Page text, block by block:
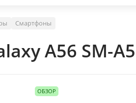
Смартфоны
A56 SM-
ОБЗОР